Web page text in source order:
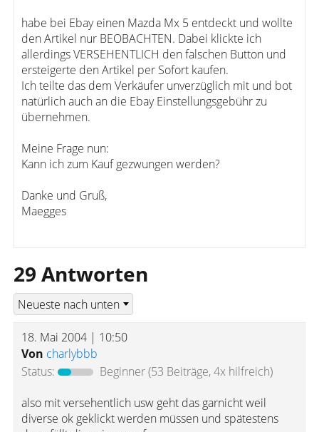
habe bei Ebay einen Mazda Mx 5 entdeckt und wollte
den Artikel nur BEOBACHTEN. Dabei klickte ich
allerdings VERSEHENTLICH den falschen Button und
ersteigerte den Artikel per Sofort kaufen.
Ich teilte das dem Verkäufer unverzüglich mit und bot
natürlich auch an die Ebay Einstellungsgebühr zu
übernehmen.
Meine Frage nun:
Kann ich zum Kauf gezwungen werden?
Danke und Gruß,
Maegges
29 Antworten
18. Mai 2004 | 10:50
Von charlybbb
Status:
Beginner(53 Beiträge, 4x hilfreich)
also mit versehentlich usw geht das garnicht weil
diverse ok geklickt werden müssen und spätestens